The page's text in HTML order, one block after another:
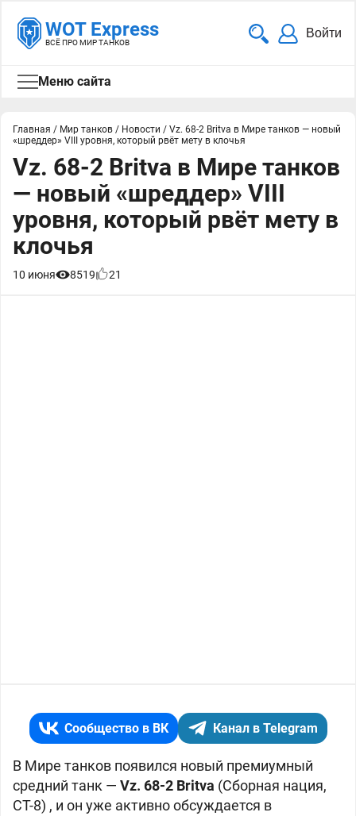
WOT Express
ВСЁ ПРО МИР ТАНКОВ
Войти
Меню сайта
Главная / Мир танков / Новости / Vz. 68-2 Britva в Мире танков — новый
«шреддер» VIII уровня, который рвёт мету в клочья
Vz. 68-2 Britva в Мире танков
— новый «шреддер» VIII
уровня, который рвёт мету в
клочья
10 июня 8519 21
Сообщество в ВК Канал в Telegram
В Мире танков появился новый премиумный
средний танк — Vz. 68-2 Britva (Сборная нация,
СТ-8) , и он уже активно обсуждается в